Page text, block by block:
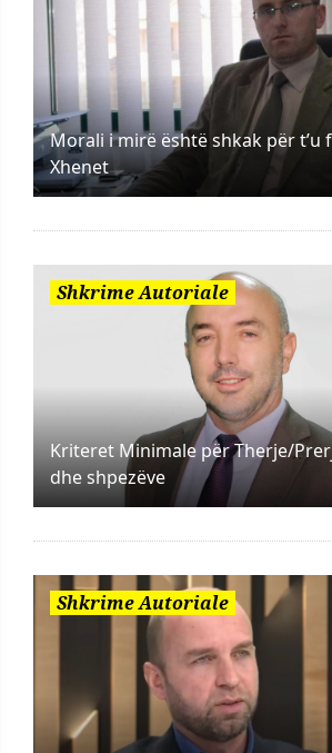
Morali i mirë është shkak për t’u
Xhenet
Shkrime Autoriale
Kriteret Minimale për Therje/
dhe shpezëve
Shkrime Autoriale